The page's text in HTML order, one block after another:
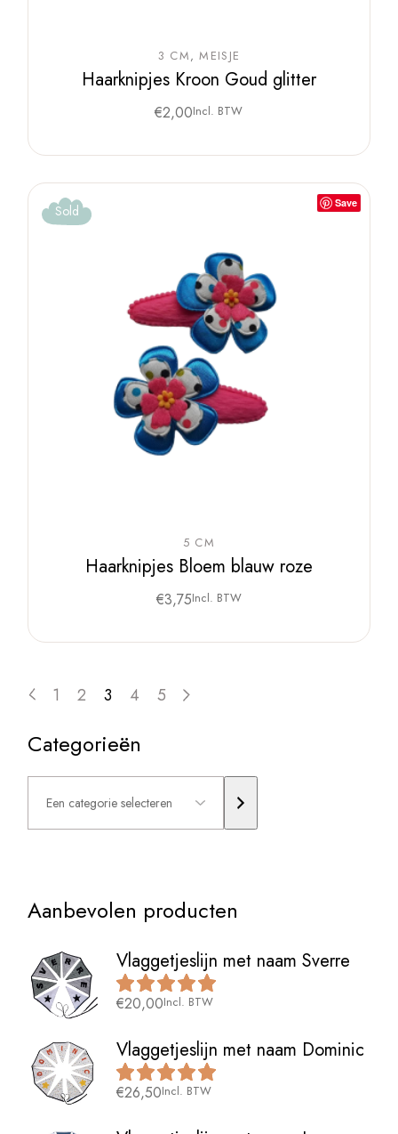
3 CM MEISJE
Haarknipjes Kroon Goud glitter
€2,00Incl. BTW
Save
Sold
5 CM
Haarknipjes Bloem blauw roze
€3,75Incl. BTW
1 2 3 4 5
Categorieën
Een
categorie
selecteren
Aanbevolen producten
Vlaggetjeslijn met naam Sverre
€20,00Incl. BTW
Vlaggetjeslijn met naam Dominic
€26,50Incl. BTW